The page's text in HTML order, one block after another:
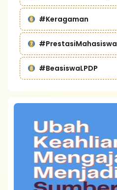
#Keragaman
#PrestasiMahasiswa
#BeasiswaLPDP